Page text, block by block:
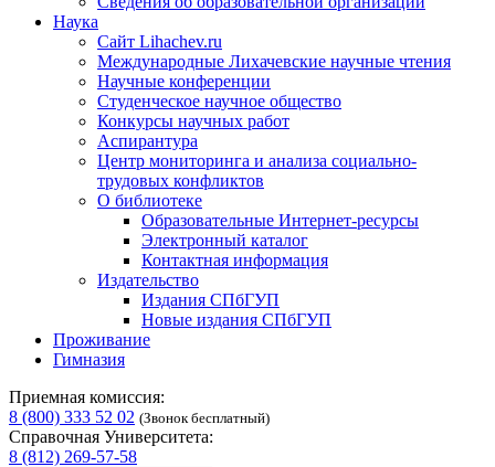
Наука
Сайт Lihachev.ru
Международные Лихачевские научные чтения
Научные конференции
Студенческое научное общество
Конкурсы научных работ
Аспирантура
Центр мониторинга и анализа социально-
трудовых конфликтов
О библиотеке
Образовательные Интернет-ресурсы
Электронный каталог
Контактная информация
Издательство
Издания СПбГУП
Новые издания СПбГУП
Проживание
Гимназия
Приемная комиссия:
8 (800) 333 52 02 (Звонок бесплатный)
Справочная Университета:
8 (812) 269-57-58